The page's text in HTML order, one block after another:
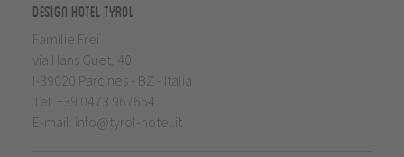
Design Hotel Tyrol
Familie Frei
via Hans Guet, 40
I-39020 Parcines - BZ - Italia
Tel. +39 0473 967654
E-mail: info@tyrol-hotel.it